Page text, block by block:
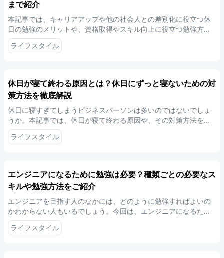
まで紹介
本記事では、キャリアアップや他の社会人との差別化に役立つ休
日の勉強のメリットや、資格取得やスキル向上に役立つ勉強方法
を解説しています。勉強を習慣化し、将来の成功を手に入れるた
めの実践的なアドバイスを紹介しますので、ぜひ参考にしてくだ
ライフスタイル
休日が寝て終わる原因とは？休日にずっと寝ないための対
策方法を徹底解説
休日に寝すぎてしまうビジネスパーソンは多いのではないでしょ
うか。本記事では、休日が寝て終わる原因や、その対策方法を紹
介します。寝すぎを防ぎ、休日を有意義なものにしたい方は、ぜ
ひ参考にしてください。
ライフスタイル
エンジニアになるために勉強は必要？種類ごとの必要なス
キルや勉強方法をご紹介
エンジニアを目指す人のなかには、どのように勉強すればよいの
かわからない人もいるでしょう。今回は、エンジニアになるため
の勉強方法について解説します。勉強のモチベーションを維持す
るコツも紹介するため、エンジニアを目指す人は参考にしてくだ
ライフスタイル